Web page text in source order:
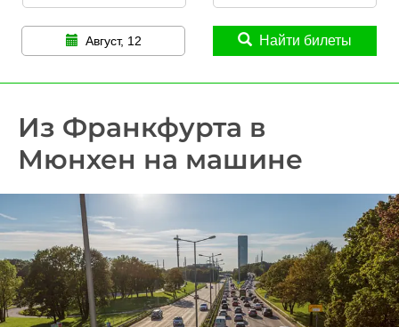
Август, 12 Найти билеты
Из Франкфурта в
Мюнхен на машине